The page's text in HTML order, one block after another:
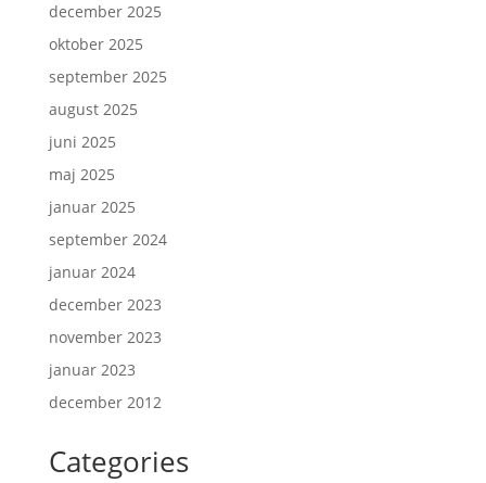
december 2025
oktober 2025
september 2025
august 2025
juni 2025
maj 2025
januar 2025
september 2024
januar 2024
december 2023
november 2023
januar 2023
december 2012
Categories